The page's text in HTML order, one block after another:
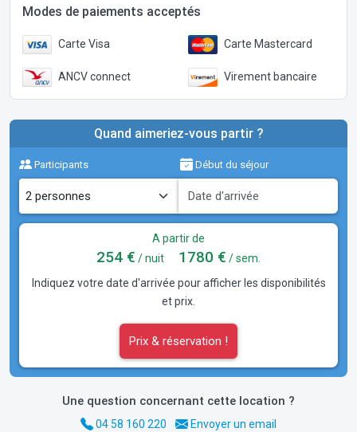
Modes de paiements acceptés
Carte Visa Carte Mastercard
ANCV connect Virement bancaire
Quand aimeriez-vous partir ?
Participants Début du séjour
A partir de
254 € / nuit 1780 € / sem.
Indiquez votre date d'arrivée pour afficher les disponibilités
et prix.
Prix & réservation !
Une question concernant cette location ?
04 58 160 220 Envoyer un email